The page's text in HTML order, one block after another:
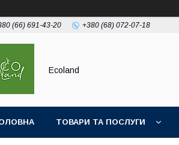
(66) 691-43-20 +380 (68) 072-07-18
Ecoland
ТОВАРИ ТА ПОСЛУГИ